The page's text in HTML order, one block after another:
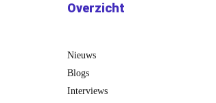
Overzicht
Nieuws
Blogs
Interviews